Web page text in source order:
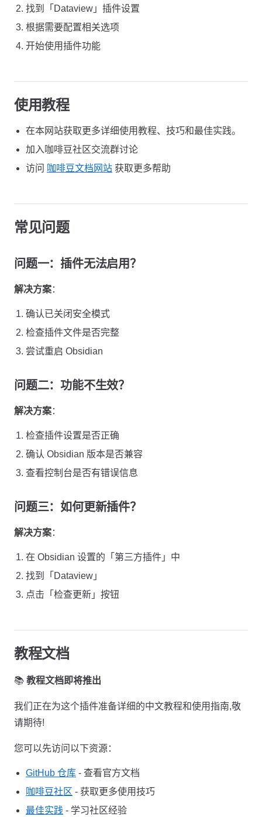
找到「Dataview」插件设置
根据需要配置相关选项
开始使用插件功能
使用教程
在本网站获取更多详细使用教程、技巧和最佳实践。
加入咖啡豆社区交流群讨论
访问 咖啡豆文档网站 获取更多帮助
常见问题
问题一：插件无法启用？
解决方案：
确认已关闭安全模式
检查插件文件是否完整
尝试重启 Obsidian
问题二：功能不生效？
解决方案：
检查插件设置是否正确
确认 Obsidian 版本是否兼容
查看控制台是否有错误信息
问题三：如何更新插件？
解决方案：
在 Obsidian 设置的「第三方插件」中
找到「Dataview」
点击「检查更新」按钮
教程文档
📚 教程文档即将推出
我们正在为这个插件准备详细的中文教程和使用指南,敬
请期待!
您可以先访问以下资源：
GitHub 仓库 - 查看官方文档
咖啡豆社区 - 获取更多使用技巧
最佳实践 - 学习社区经验